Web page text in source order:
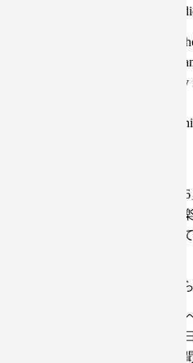
We share how to make a
1. Ask the studio if they can
2. If possible, book the date
clean up. Also, ask about
4. On the day! You have to
8月2日は「TWIN FALLS
なバンドの企画としても
て、熱量がお互い伝わっ
スタジオライブをこれか
① スタジオに、ライブイ
② 可能なら、開催したい
間を考慮する。注意点も聞